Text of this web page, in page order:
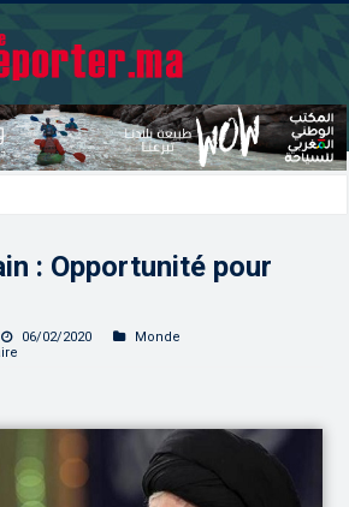
: Opportunité pour
06/02/2020
Monde